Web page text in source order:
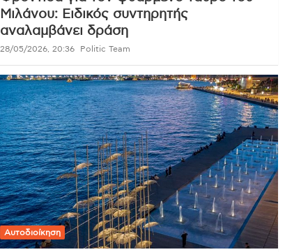
Μιλάνου: Ειδικός συντηρητής
αναλαμβάνει δράση
28/05/2026, 20:36 Politic Team
Αυτοδιοίκηση